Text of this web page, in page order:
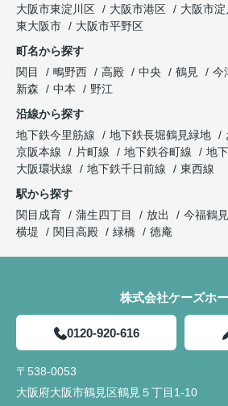
大阪市東淀川区
大阪市港区 大阪市
東大阪市
大阪市平野区
町名から探す
関目
鴫野西 高殿 中央 鶴見 今
新森
中本
野江
沿線から探す
地下鉄今里筋線
地下鉄長堀鶴見緑地
京阪本線
片町線 地下鉄谷町線
地
大阪環状線
地下鉄千日前線
東西線
駅から探す
関目成育
蒲生四丁目 放出 今福鶴見
横堤
関目高殿 緑橋 徳庵
株式会社ケーズホ
0120-920-616
〒538-0053
大阪府大阪市鶴見区鶴見５丁目1-10